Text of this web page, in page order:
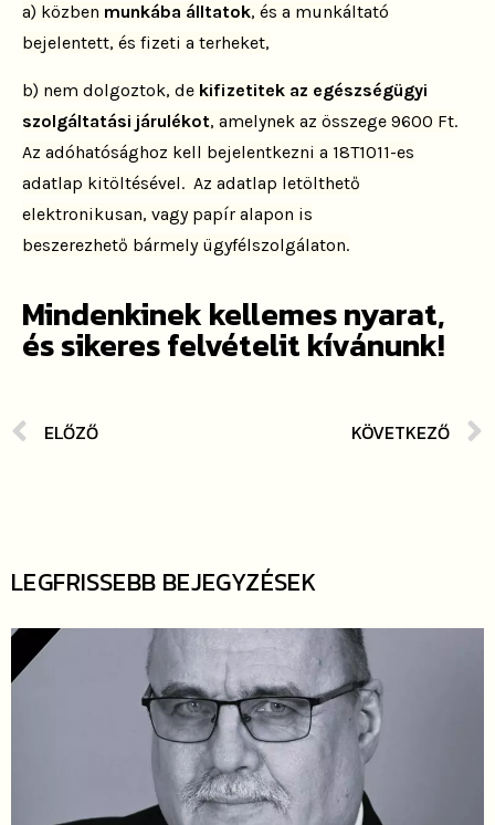
a) közben munkába álltatok, és a munkáltató
bejelentett, és fizeti a terheket,
b) nem dolgoztok, de kifizetitek az egészségügyi
szolgáltatási járulékot, amelynek az összege 9600 Ft.
Az adóhatósághoz kell bejelentkezni a 18T1011-es
adatlap kitöltésével. Az adatlap letölthető
elektronikusan, vagy papír alapon is
beszerezhető bármely ügyfélszolgálaton.
Mindenkinek kellemes nyarat,
és sikeres felvételit kívánunk!
ELŐZŐ KÖVETKEZŐ
LEGFRISSEBB BEJEGYZÉSEK